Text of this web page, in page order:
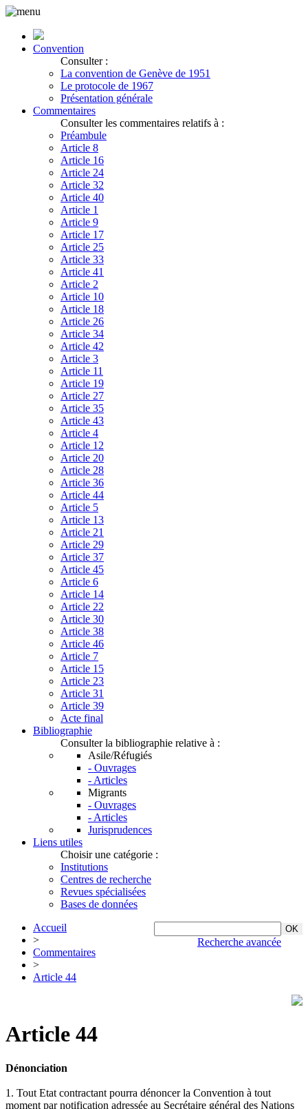
Convention
Consulter :
La convention de Genève de 1951
Le protocole de 1967
Présentation générale
Commentaires
Consulter les commentaires relatifs à :
Préambule
Article 8
Article 16
Article 24
Article 32
Article 40
Article 1
Article 9
Article 17
Article 25
Article 33
Article 41
Article 2
Article 10
Article 18
Article 26
Article 34
Article 42
Article 3
Article 11
Article 19
Article 27
Article 35
Article 43
Article 4
Article 12
Article 20
Article 28
Article 36
Article 44
Article 5
Article 13
Article 21
Article 29
Article 37
Article 45
Article 6
Article 14
Article 22
Article 30
Article 38
Article 46
Article 7
Article 15
Article 23
Article 31
Article 39
Acte final
Bibliographie
Consulter la bibliographie relative à :
Asile/Réfugiés
- Ouvrages
- Articles
Migrants
- Ouvrages
- Articles
Jurisprudences
Liens utiles
Choisir une catégorie :
Institutions
Centres de recherche
Revues spécialisées
Bases de données
Recherche avancée
Accueil
>
Commentaires
>
Article 44
Article 44
Dénonciation
1. Tout Etat contractant pourra dénoncer la Convention à tout
moment par notification adressée au Secrétaire général des Nations